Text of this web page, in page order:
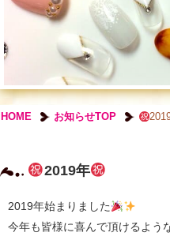
HOME お知らせTOP
2019年
2019年始まりました
今年も皆様に喜んで頂けるよう